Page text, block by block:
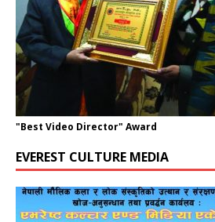
"Best Video Director" Award
EVEREST CULTURE MEDIA